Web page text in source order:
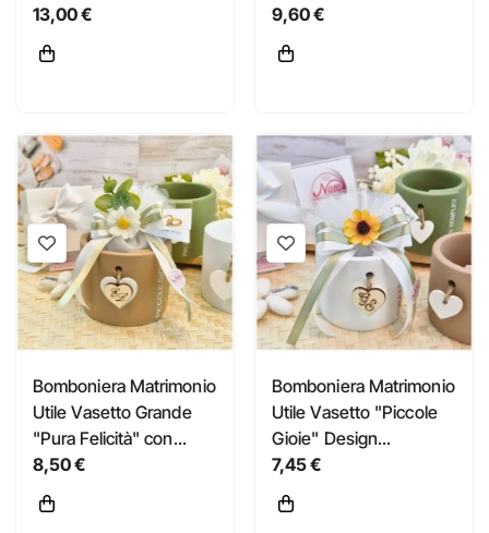
13,00 €
9,60 €
Bomboniera Matrimonio
Utile Vasetto Grande
"Pura Felicità" con...
8,50 €
Bomboniera Matrimonio
Utile Vasetto "Piccole
Gioie" Design...
7,45 €